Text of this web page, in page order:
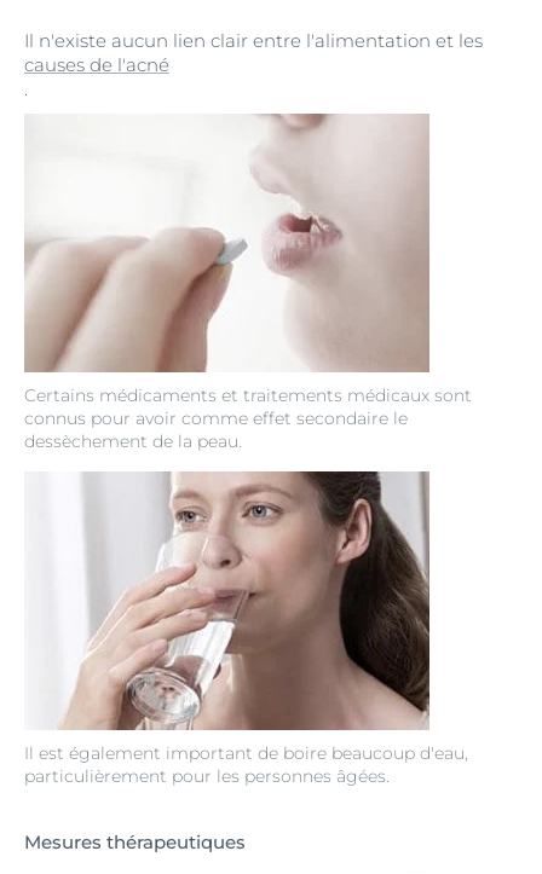
Certains médicaments et traitements médicaux sont
connus pour avoir comme effet secondaire le
dessèchement de la peau.
Il est également important de boire beaucoup d'eau,
particulièrement pour les personnes âgées.
Il n'existe aucun lien clair entre l'alimentation et les
causes de l'acné
.
Mesures thérapeutiques